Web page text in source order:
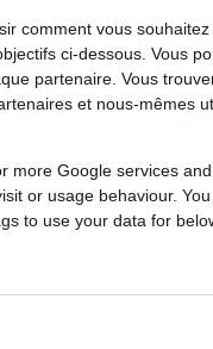
comment vous
ci-dessous. Vous
partenaire. Vous
et nous-mêmes
more Google services
or usage behaviour.
to use your data for